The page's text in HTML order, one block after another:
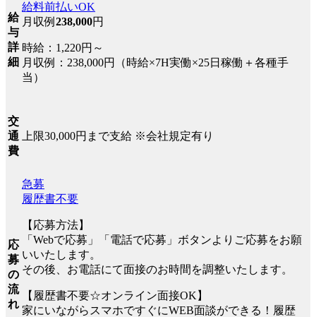
給
与
詳
細
給料前払いOK
月収例 238,000円
時給：1,220円～
月収例：238,000円（時給×7H実働×25日稼働＋各種手
当）
交
通
費
上限30,000円まで支給 ※会社規定有り
応
募
の
流
れ
急募
履歴書不要
【応募方法】
「Webで応募」「電話で応募」ボタンよりご応募をお願
いいたします。
その後、お電話にて面接のお時間を調整いたします。
【履歴書不要☆オンライン面接OK】
家にいながらスマホですぐにWEB面談ができる！履歴